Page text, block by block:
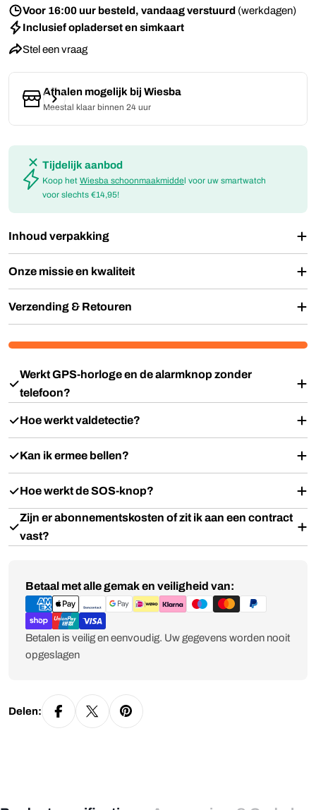
Voor 16:00 uur besteld, vandaag verstuurd (werkdagen)
Inclusief opladerset en simkaart
Stel een vraag
Afhalen mogelijk bij Wiesba
Meestal klaar binnen 24 uur
Tijdelijk aanbod
Koop het Wiesba schoonmaakmiddel voor uw smartwatch
voor slechts €14,95!
Inhoud verpakking
Onze missie en kwaliteit
Verzending & Retouren
Werkt GPS-horloge en de alarmknop zonder
telefoon?
Hoe werkt valdetectie?
Kan ik ermee bellen?
Hoe werkt de SOS-knop?
Zijn er abonnementskosten of zit ik aan een contract
vast?
Betaal met alle gemak en veiligheid van:
Betaalmethoden
Betalen is veilig en eenvoudig. Uw gegevens worden nooit
opgeslagen
Delen: